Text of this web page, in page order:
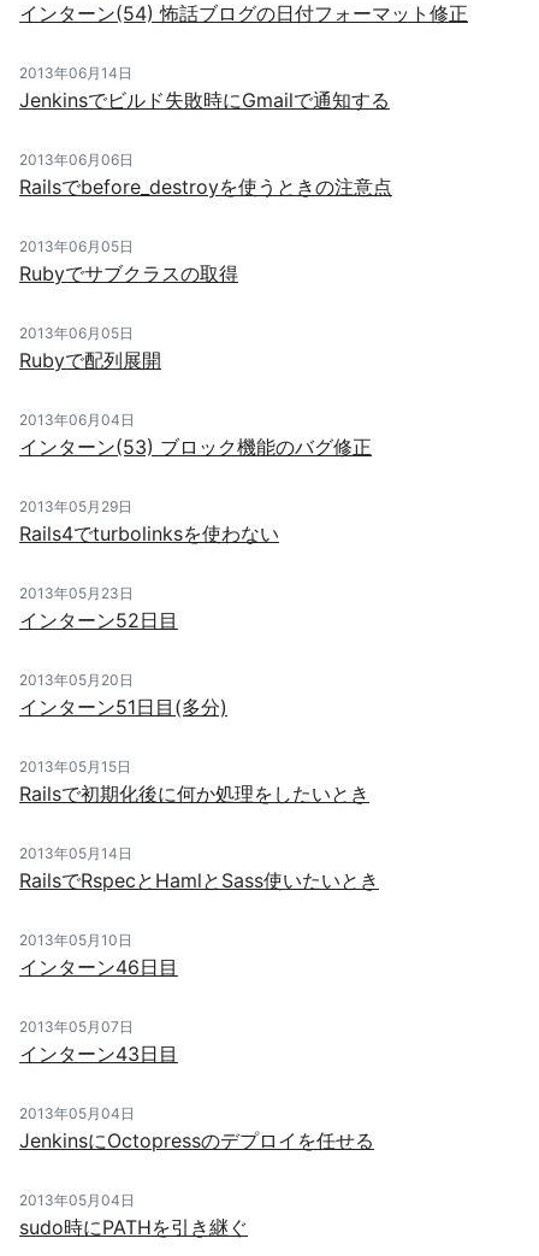
インターン(54) 怖話ブログの日付フォーマット修正
2013年06月14日
Jenkinsでビルド失敗時にGmailで通知する
2013年06月06日
Railsでbefore_destroyを使うときの注意点
2013年06月05日
Rubyでサブクラスの取得
2013年06月05日
Rubyで配列展開
2013年06月04日
インターン(53) ブロック機能のバグ修正
2013年05月29日
Rails4でturbolinksを使わない
2013年05月23日
インターン52日目
2013年05月20日
インターン51日目(多分)
2013年05月15日
Railsで初期化後に何か処理をしたいとき
2013年05月14日
RailsでRspecとHamlとSass使いたいとき
2013年05月10日
インターン46日目
2013年05月07日
インターン43日目
2013年05月04日
JenkinsにOctopressのデプロイを任せる
2013年05月04日
sudo時にPATHを引き継ぐ